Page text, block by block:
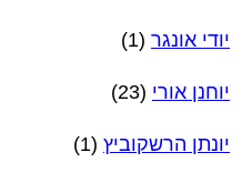
יודי אונגר (1)
יוחנן אורי (23)
יונתן הרשקוביץ (1)